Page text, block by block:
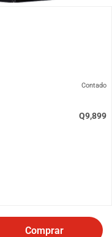
Contado
Q9,899
Comprar